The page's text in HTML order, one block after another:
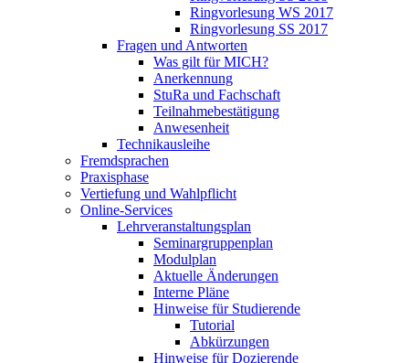
Ringvorlesung WS 2017
Ringvorlesung SS 2017
Fragen und Antworten
Was gilt für MICH?
Anerkennung
StuRa und Fachschaft
Teilnahmebestätigung
Anwesenheit
Technikausleihe
Fremdsprachen
Praxisphase
Vertiefung und Wahlpflicht
Online-Services
Lehrveranstaltungsplan
Seminargruppenplan
Modulplan
Aktuelle Änderungen
Interne Pläne
Hinweise für Studierende
Tutorial
Abkürzungen
Hinweise für Dozierende